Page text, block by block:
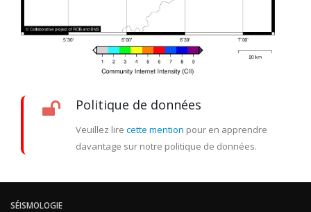
Politique de données
Veuillez lire cette mention pour en apprendre
davantage sur notre politique de données.
SÉISMOLOGIE